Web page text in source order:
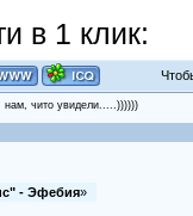
в 1 клик:
нам, чито увидели.....))))))
- Эфебия»